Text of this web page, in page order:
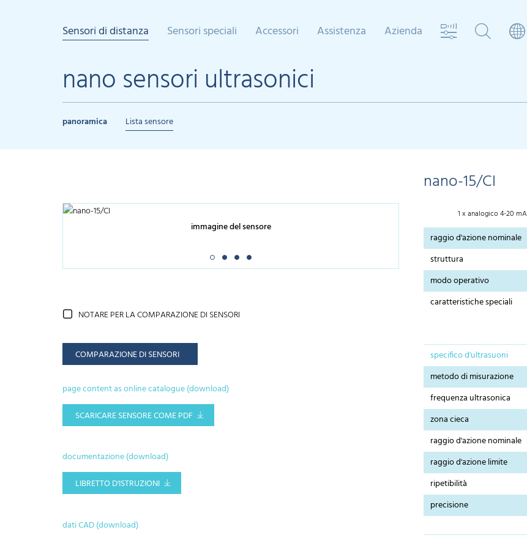
Sensori di distanza Sensori speciali Accessori Assistenza Azienda
nano sensori ultrasonici
panoramica Lista sensore
nano-15/CI
immagine del sensore
NOTARE PER LA COMPARAZIONE DI SENSORI
COMPARAZIONE DI SENSORI
page content as online catalogue (download)
SCARICARE SENSORE COME PDF
documentazione (download)
LIBRETTO D'ISTRUZIONI
dati CAD (download)
1 x analogico 4-20 mA
raggio d'azione nominale
struttura
modo operativo
caratteristiche speciali
specifico d'ultrasuoni
metodo di misurazione
frequenza ultrasonica
zona cieca
raggio d'azione nominale
raggio d'azione limite
ripetibilità
precisione